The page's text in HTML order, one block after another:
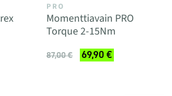
PRO
Momenttiavain PRO
Torque 2-15Nm
87,00 € 69,90 €